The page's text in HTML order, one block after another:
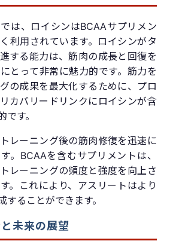
は、ロイシンはBCAAサプリメン
利用されています。ロイシンがタ
する能力は、筋肉の成長と回復を
とって非常に魅力的です。筋力を
の成果を最大化するために、プロ
カバリードリンクにロイシンが含
す。
レーニング後の筋肉修復を迅速に
。BCAAを含むサプリメントは、
レーニングの頻度と強度を向上さ
。これにより、アスリートはより
することができます。
未来の展望